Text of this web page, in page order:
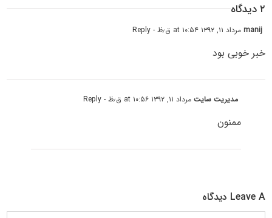
۲ دیدگاه
manijمرداد ۱۱, ۱۳۹۲ at ۱۰:۵۴ ق٫ظ - Reply
خبر خوبی بود
مدیریت سایتمرداد ۱۱, ۱۳۹۲ at ۱۰:۵۶ ق٫ظ - Reply
ممنون
Leave A دیدگاه